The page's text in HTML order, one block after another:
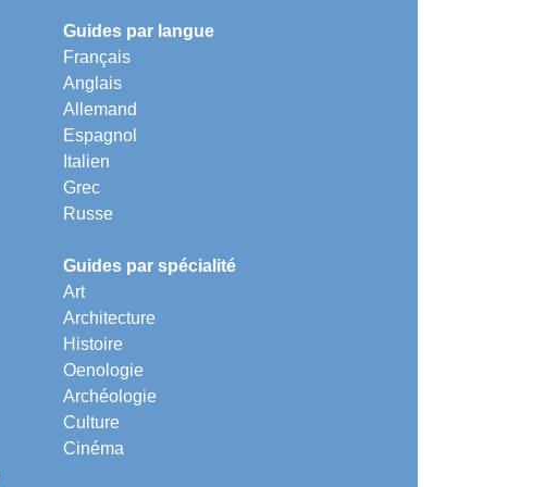
Guides par langue
Français
Anglais
Allemand
Espagnol
Italien
Grec
Russe
Guides par spécialité
Art
Architecture
Histoire
Oenologie
Archéologie
Culture
Cinéma